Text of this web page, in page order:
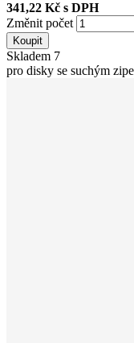
341,22 Kč s DPH
Změnit počet
Koupit
Skladem 7
pro disky se suchým